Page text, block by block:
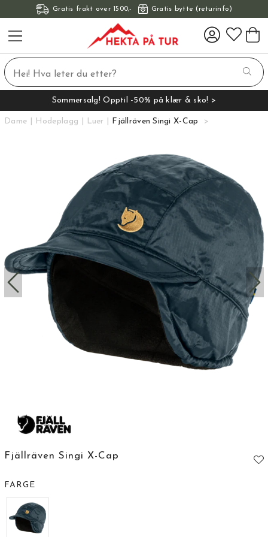
Gratis frakt over 1500,- Gratis bytte (returinfo)
Sommersalg! Opptil -50% på klær & sko! >
Dame Hodeplagg Luer Fjällräven Singi X-Cap
Fjällräven Singi X-Cap
FARGE